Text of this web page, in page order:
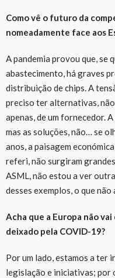
Como vê o futuro da
nomeadamente face aos
Apandemia provou que, se
abastecimento, há graves
distribuição de chips. A
preciso teralternativas,
apenas,de um fornecedor.
mas as soluções, não… se
anos, a paisagem
referi, não surgiram
ASML, não estou a ver
desses exemplos, o que não
Acha que a Europa não
deixado pela COVID-19?
Por um lado,estamos a ter
legislação e iniciativas; por